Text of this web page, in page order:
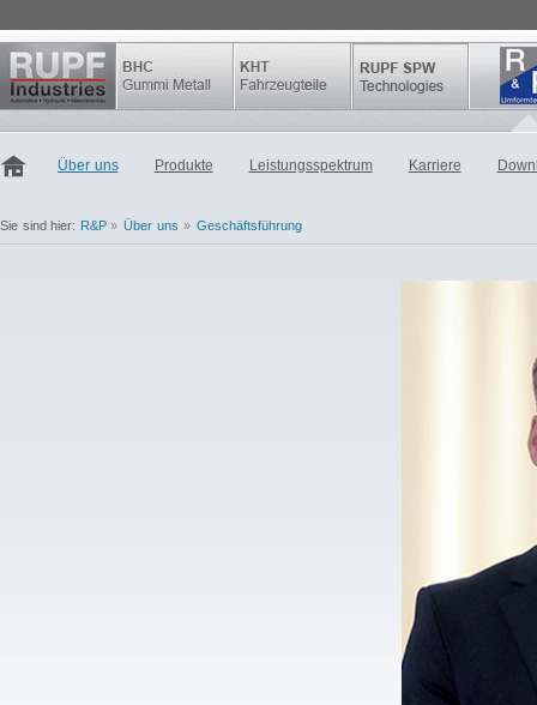
Über uns Produkte Leistungsspektrum Karriere
Sie sind hier: R&P» Über uns » Geschäftsführung